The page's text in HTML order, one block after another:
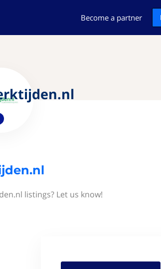
Become a partner
listings? Let us know!